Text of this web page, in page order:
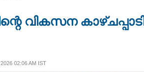
വികസന
02:06 AM IST